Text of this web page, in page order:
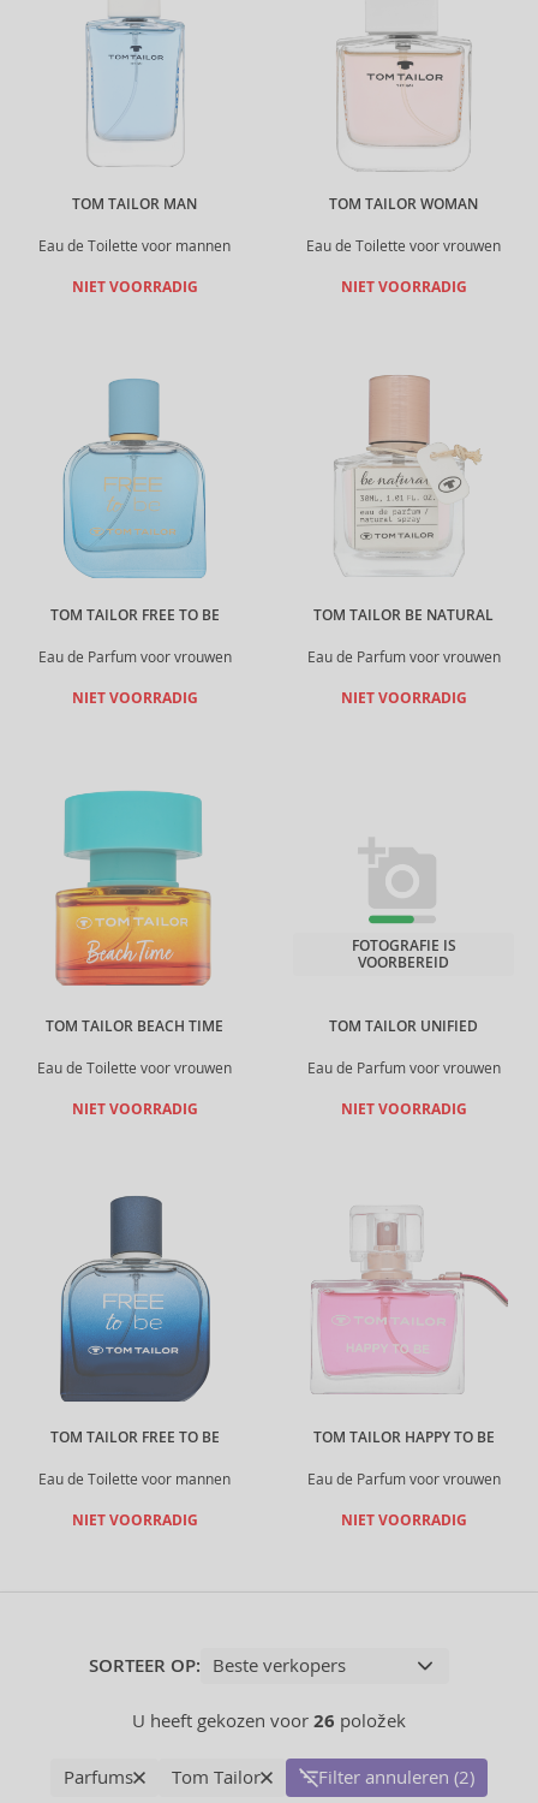
TOM TAILOR MAN
Eau de Toilette voor mannen
NIET VOORRADIG
TOM TAILOR WOMAN
Eau de Toilette voor vrouwen
NIET VOORRADIG
TOM TAILOR FREE TO BE
Eau de Parfum voor vrouwen
NIET VOORRADIG
TOM TAILOR BE NATURAL
Eau de Parfum voor vrouwen
NIET VOORRADIG
TOM TAILOR BEACH TIME
Eau de Toilette voor vrouwen
NIET VOORRADIG
TOM TAILOR UNIFIED
Eau de Parfum voor vrouwen
FOTOGRAFIE IS
VOORBEREID
NIET VOORRADIG
TOM TAILOR FREE TO BE
Eau de Toilette voor mannen
NIET VOORRADIG
TOM TAILOR HAPPY TO BE
Eau de Parfum voor vrouwen
NIET VOORRADIG
SORTEER OP:
U heeft gekozen voor 26 položek
Parfums Tom Tailor Filter annuleren (2)